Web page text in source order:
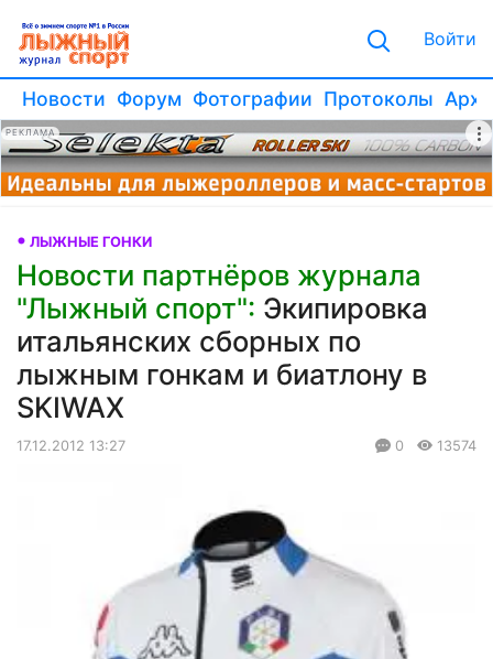
Войти
Новости Форум Фотографии Протоколы
РЕКЛАМА
ЛЫЖНЫЕ ГОНКИ
Новости партнёров журнала
"Лыжный спорт": Экипировка
итальянских сборных по
лыжным гонкам и биатлону в
SKIWAX
17.12.2012 13:27 0 13574